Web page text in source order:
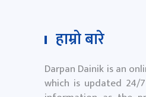
हाम्रो बारे
Darpan Dainik is an
which is updated 24/